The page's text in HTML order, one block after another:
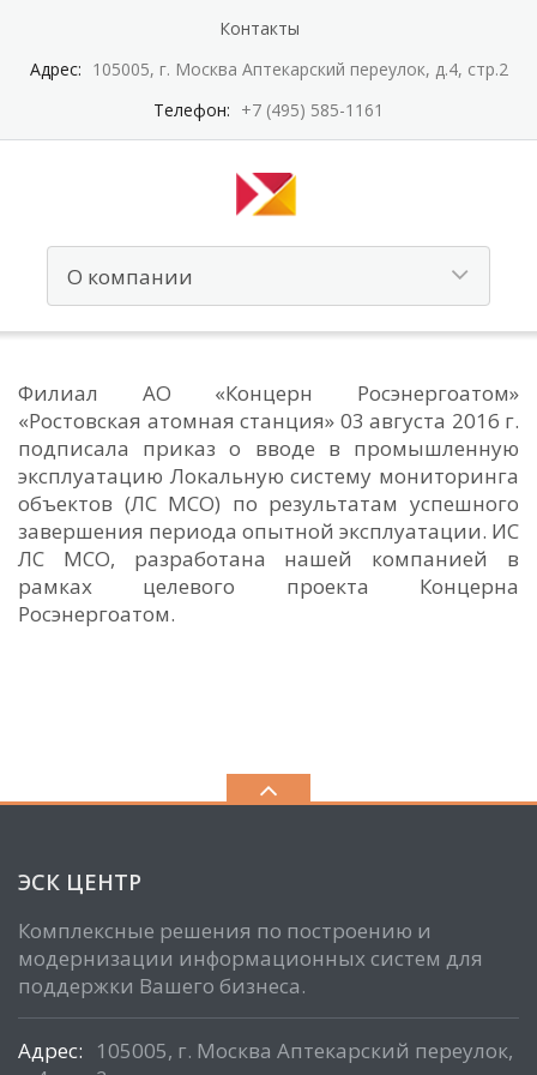
Контакты
Адрес: 105005, г. Москва Аптекарский переулок, д.4, стр.2
Телефон: +7 (495) 585-1161
Филиал АО «Концерн Росэнергоатом»
«Ростовская атомная станция» 03 августа 2016 г.
подписала приказ о вводе в промышленную
эксплуатацию Локальную систему мониторинга
объектов (ЛС МСО) по результатам успешного
завершения периода опытной эксплуатации. ИС
ЛС МСО, разработана нашей компанией в
рамках целевого проекта Концерна
Росэнергоатом.
ЭСК ЦЕНТР
Комплексные решения по построению и
модернизации информационных систем для
поддержки Вашего бизнеса.
Адрес:
105005, г. Москва Аптекарский переулок,